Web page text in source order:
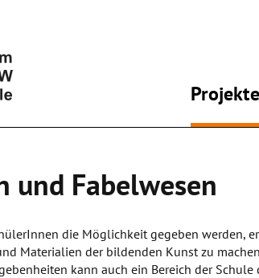
Projekte
und Fabelwesen
die Möglichkeit gegeben werden,
Materialien der bildenden Kunst zu
kann auch ein Bereich der Schule